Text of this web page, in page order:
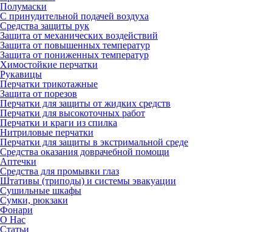
Полумаски
С принудительной подачей воздуха
Средства защиты рук
Защита от механических воздействий
Защита от повышенных температур
Защита от пониженных температур
Химостойкие перчатки
Рукавицы
Перчатки трикотажные
Защита от порезов
Перчатки для защиты от жидких средств
Перчатки для высокоточных работ
Перчатки и краги из спилка
Нитриловые перчатки
Перчатки для защиты в экстримальной среде
Средства оказания доврачебной помощи
Аптечки
Средства для промывки глаз
Штативы (триподы) и системы эвакуации
Сушильные шкафы
Сумки, рюкзаки
Фонари
О Нас
Статьи